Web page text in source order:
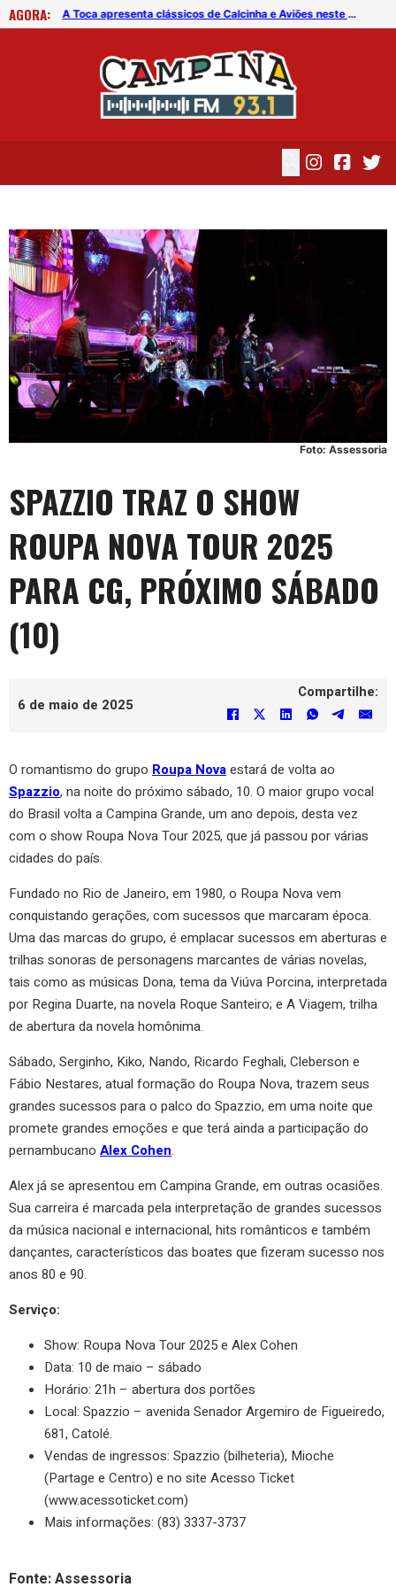
AGORA:
Operação Lei Seca revela dado preocupante sobre motoristas na PB A Toca apresenta clássicos de Calcinha e Aviões neste sábado (8)
Foto: Assessoria
SPAZZIO TRAZ O SHOW
ROUPA NOVA TOUR 2025
PARA CG, PRÓXIMO SÁBADO
(10)
6 de maio de 2025
Compartilhe:
O romantismo do grupo Roupa Novaestará de volta ao
Spazzio, na noite do próximo sábado, 10. O maior grupo vocal
do Brasil volta a Campina Grande, um ano depois, desta vez
com o show Roupa Nova Tour 2025, que já passou por várias
cidades do país.
Fundado no Rio de Janeiro, em 1980, o Roupa Nova vem
conquistando gerações, com sucessos que marcaram época.
Uma das marcas do grupo, é emplacar sucessos em aberturas e
trilhas sonoras de personagens marcantes de várias novelas,
tais como as músicas Dona, tema da Viúva Porcina, interpretada
por Regina Duarte, na novela Roque Santeiro; e A Viagem, trilha
de abertura da novela homônima.
Sábado, Serginho, Kiko, Nando, Ricardo Feghali, Cleberson e
Fábio Nestares, atual formação do Roupa Nova, trazem seus
grandes sucessos para o palco do Spazzio, em uma noite que
promete grandes emoções e que terá ainda a participação do
pernambucano Alex Cohen.
Alex já se apresentou em Campina Grande, em outras ocasiões.
Sua carreira é marcada pela interpretação de grandes sucessos
da música nacional e internacional, hits românticos e também
dançantes, característicos das boates que fizeram sucesso nos
anos 80 e 90.
Serviço:
Show: Roupa Nova Tour 2025 e Alex Cohen
Data: 10 de maio – sábado
Horário: 21h – abertura dos portões
Local: Spazzio – avenida Senador Argemiro de Figueiredo,
681, Catolé.
Vendas de ingressos: Spazzio (bilheteria), Mioche
(Partage e Centro) e no site Acesso Ticket
(www.acessoticket.com)
Mais informações: (83) 3337-3737
Fonte: Assessoria